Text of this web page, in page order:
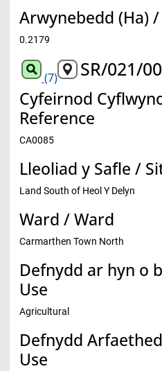
Arwynebedd (Ha)
0.2179
(7) SR/021/
Cyfeirnod
Reference
CA0085
Lleoliad y Safle /
Land South of Heol Y Delyn
Ward / Ward
Carmarthen Town North
Defnydd ar hyn o
Use
Agricultural
Defnydd
Use